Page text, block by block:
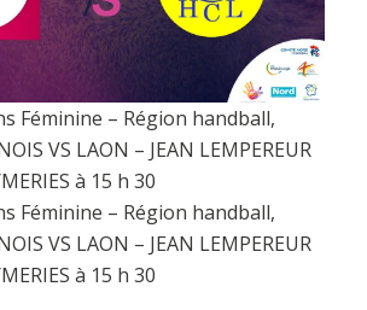
Féminine – Région handball,
VS LAON – JEAN LEMPEREUR
à 15 h 30
Féminine – Région handball,
VS LAON – JEAN LEMPEREUR
à 15 h 30